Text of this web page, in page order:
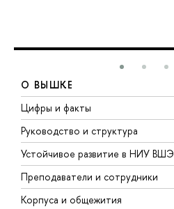
О ВЫШКЕ
Цифры и факты
Руководство и структура
Устойчивое развитие в НИУ ВШЭ
Преподаватели и сотрудники
Корпуса и общежития